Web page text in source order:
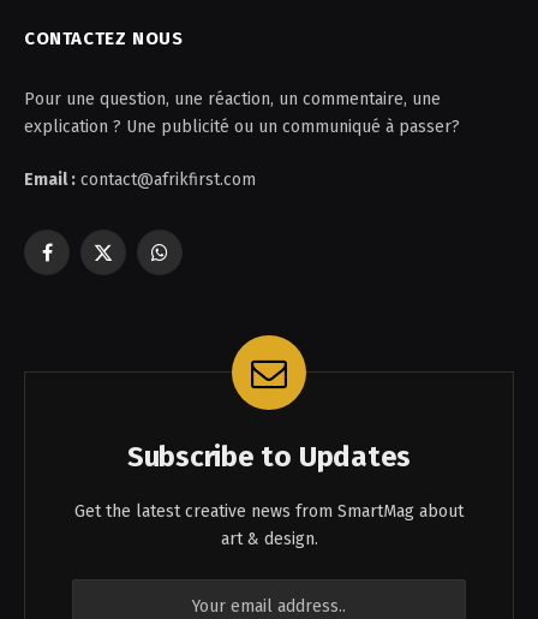
CONTACTEZ NOUS
Pour une question, une réaction, un commentaire, une
explication ? Une publicité ou un communiqué à passer?
Email : contact@afrikfirst.com
Facebook
X
WhatsApp
Subscribe to Updates
Get the latest creative news from SmartMag about
art & design.